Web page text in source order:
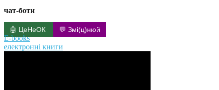
чат-боти
🤖 ЦеНеОК 💬 Змі(ц)нюй
E-books
електронні книги